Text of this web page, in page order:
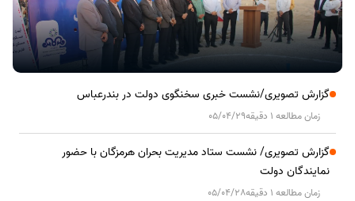
گزارش تصویری/نشست خبری سخنگوی دولت در بندرعباس
زمان مطالعه 1 دقیقه 05/04/29
گزارش تصویری/ نشست ستاد مدیریت بحران هرمزگان با حضور
نمایندگان دولت
زمان مطالعه 1 دقیقه 05/04/28